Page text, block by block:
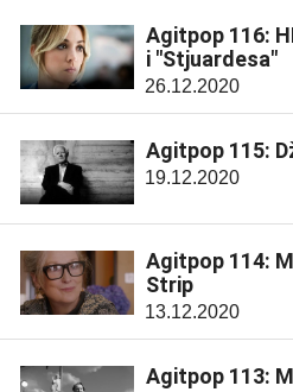
Agitpop 116:
i "Stjuardesa"
26.12.2020
Agitpop 115:
19.12.2020
Agitpop 114:
Strip
13.12.2020
Agitpop 113: